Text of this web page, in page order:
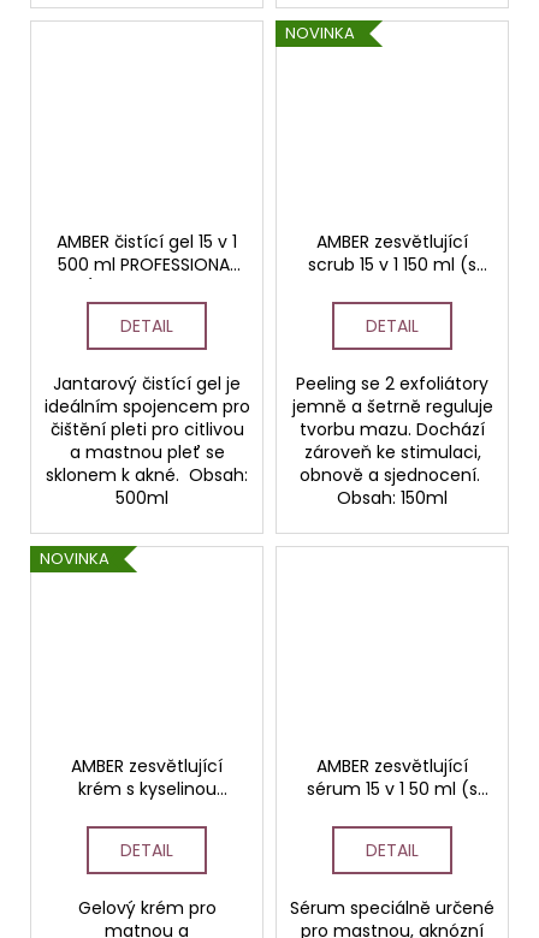
AMBER čistící gel 15 v 1
500 ml PROFESSIONAL
(s 2% kyselinou
jantarovou)
DETAIL
Jantarový čistící gel je
ideálním spojencem pro
čištění pleti pro citlivou
a mastnou pleť se
sklonem k akné. Obsah:
500ml
NOVINKA
AMBER zesvětlující
scrub 15 v 1 150 ml (s
jantarovou)
PROFESSIONAL
DETAIL
Peeling se 2 exfoliátory
jemně a šetrně reguluje
tvorbu mazu. Dochází
zároveň ke stimulaci,
obnově a sjednocení.
Obsah: 150ml
NOVINKA
AMBER zesvětlující
krém s kyselinou
PROFESSIONAL 100ml
DETAIL
Gelový krém pro
matnou a
AMBER zesvětlující
sérum 15 v 1 50 ml (s
jantarovou)
PROFESSIONAL
DETAIL
Sérum speciálně určené
pro mastnou, aknózní